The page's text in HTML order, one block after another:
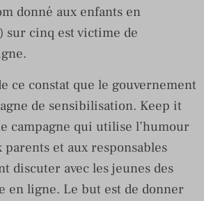
donné aux enfants en
sur cinq est victime de
ce constat que le gouvernement
de sensibilisation. Keep it
campagne qui utilise l’humour
et aux responsables
discuter avec les jeunes des
en ligne. Le but est de donner